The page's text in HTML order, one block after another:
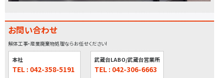
お問い合わせ
解体工事・産業廃棄物処理ならお任せください!
本社
TEL : 042-358-5191
武蔵台LABO/武蔵台営業所
TEL : 042-306-6663